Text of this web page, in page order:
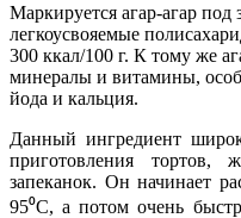
Маркируется агар-агар
легкоусвояемые
300 ккал/100 г. К тому же
минералы и витамины,
йода и кальция.
Данный ингредиент
приготовления тортов,
запеканок. Он начинает
95⁰С, а потом очень